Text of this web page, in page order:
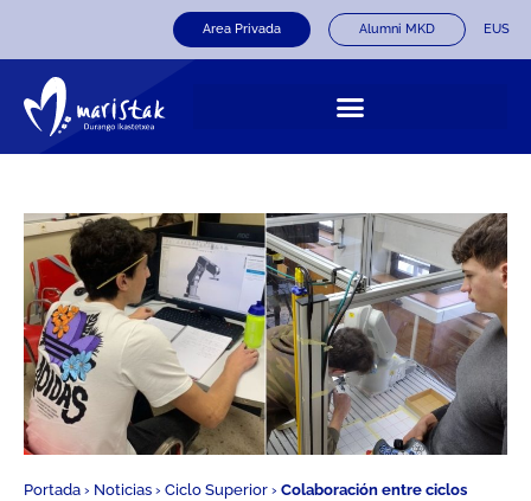
Area Privada Alumni MKD EUS
Portada › Noticias › Ciclo Superior › Colaboración entre ciclos